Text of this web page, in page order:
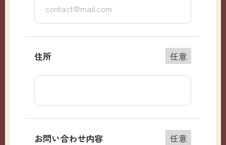
任意
住所
任意
お問い合わせ内容